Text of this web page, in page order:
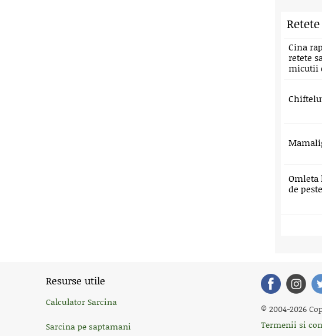
Cina
retete
micutii
Omleta
de
Resurse utile
Calculator Sarcina
Sarcina pe saptamani
© 2004-2026
Termenii si